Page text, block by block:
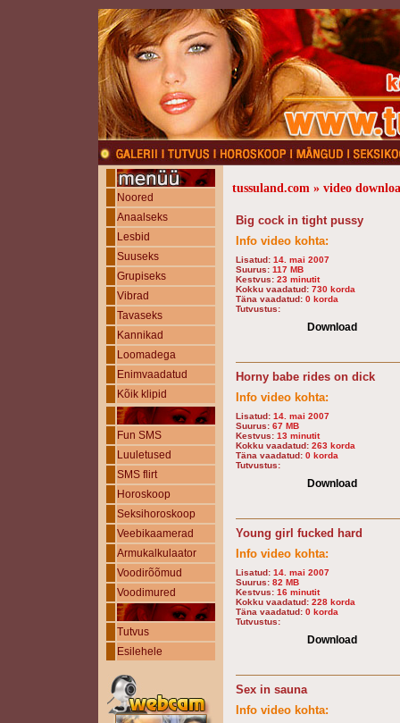
Noored
Anaalseks
Lesbid
Suuseks
Grupiseks
Vibrad
Tavaseks
Kannikad
Loomadega
Enimvaadatud
Kõik klipid
Fun SMS
Luuletused
SMS flirt
Horoskoop
Seksihoroskoop
Veebikaamerad
Armukalkulaator
Voodirõõmud
Voodimured
Tutvus
Esilehele
tussuland.com » video
Big cock in tight pussy
Info video kohta:
Lisatud: 14. mai 2007
Suurus: 117 MB
Kestvus: 23 minutit
Kokku vaadatud: 730 korda
Täna vaadatud: 0 korda
Tutvustus:
Download
Horny babe rides on dick
Info video kohta:
Lisatud: 14. mai 2007
Suurus: 67 MB
Kestvus: 13 minutit
Kokku vaadatud: 263 korda
Täna vaadatud: 0 korda
Tutvustus:
Download
Young girl fucked hard
Info video kohta:
Lisatud: 14. mai 2007
Suurus: 82 MB
Kestvus: 16 minutit
Kokku vaadatud: 228 korda
Täna vaadatud: 0 korda
Tutvustus:
Download
Sex in sauna
Info video kohta: